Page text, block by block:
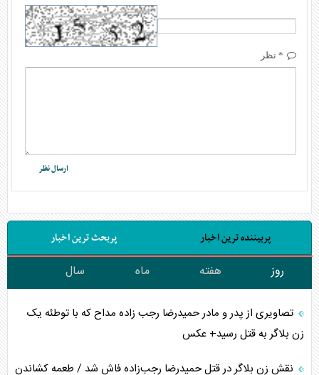
* نظر
پربیننده ترین اخبار پربحث ترین اخبار
روز هفته ماه سال
تصاویری از پدر و مادر حمیدرضا رجب زاده مداح که با توطئه یک
زن بلاگر به قتل رسید+ عکس
نقش زن بلاگر در قتل حمیدرضا رجب‌زاده فاش شد / طعمه کشاندن